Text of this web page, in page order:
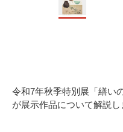
令和7年秋季特別展「繕い
が展示作品について解説し